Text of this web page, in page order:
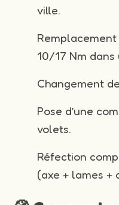
ville.
10/17 Nm
Changement
Pose d’une
volets.
Réfection
(axe + lames +